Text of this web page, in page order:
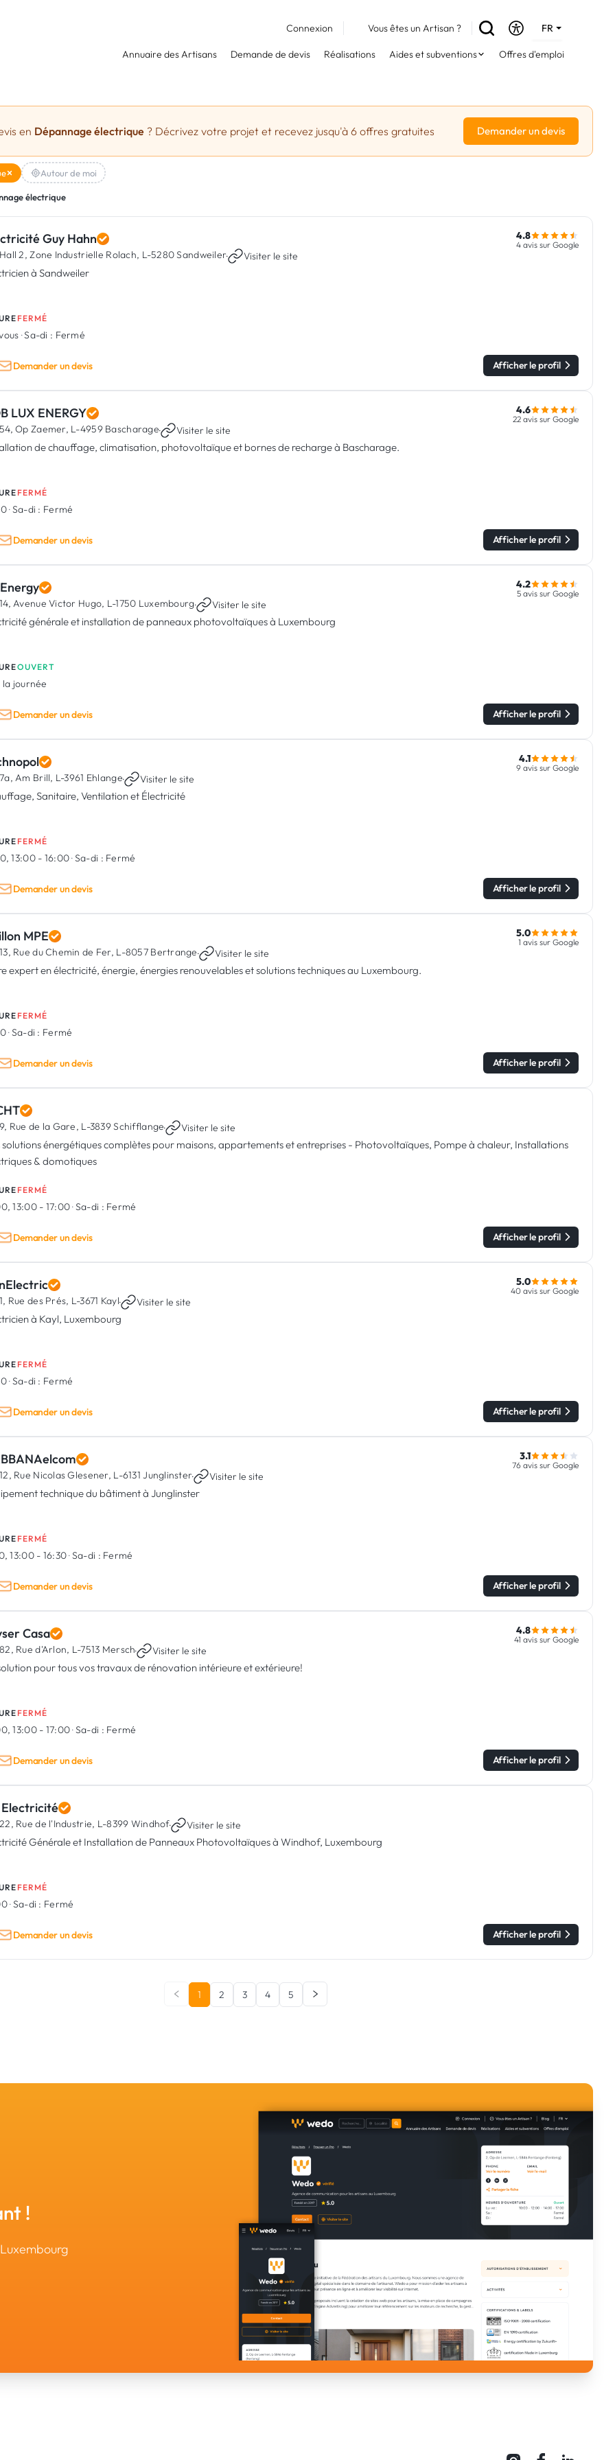
Connexion Vous êtes un Artisan ?
FR
Annuaire des Artisans Demande de devis Réalisations Aides et subventions Offres d'emploi
en Dépannage électrique ? Décrivez votre projet et recevez jusqu'à 6 offres gratuites Demander un devis
Autour de moi
électrique
Guy Hahn
Hall 2, Zone Industrielle Rolach, L-5280 Sandweiler· Visiter le site
à Sandweiler
4.8
4 avis sur Google
FERMÉ
·Sa-di : Fermé
Demander un devis Afficher le profil
LUX ENERGY
54, Op Zaemer, L-4959 Bascharage· Visiter le site
de chauffage, climatisation, photovoltaïque et bornes de recharge à Bascharage.
4.6
22 avis sur Google
FERMÉ
·Sa-di : Fermé
Demander un devis Afficher le profil
14, Avenue Victor Hugo, L-1750 Luxembourg· Visiter le site
générale et installation de panneaux photovoltaïques à Luxembourg
4.2
5 avis sur Google
OUVERT
journée
Demander un devis Afficher le profil
7a, Am Brill, L-3961 Ehlange· Visiter le site
Sanitaire, Ventilation et Électricité
4.1
9 avis sur Google
FERMÉ
13:00 - 16:00·Sa-di : Fermé
Demander un devis Afficher le profil
MPE
13, Rue du Chemin de Fer, L-8057 Bertrange· Visiter le site
expert en électricité, énergie, énergies renouvelables et solutions techniques au Luxembourg.
5.0
1 avis sur Google
FERMÉ
·Sa-di : Fermé
Demander un devis Afficher le profil
9, Rue de la Gare, L-3839 Schifflange· Visiter le site
solutions énergétiques complètes pour maisons, appartements et entreprises - Photovoltaïques, Pompe à chaleur, Installations
& domotiques
FERMÉ
13:00 - 17:00·Sa-di : Fermé
Demander un devis Afficher le profil
1, Rue des Prés, L-3671 Kayl· Visiter le site
à Kayl, Luxembourg
5.0
40 avis sur Google
FERMÉ
·Sa-di : Fermé
Demander un devis Afficher le profil
12, Rue Nicolas Glesener, L-6131 Junglinster· Visiter le site
technique du bâtiment à Junglinster
3.1
76 avis sur Google
FERMÉ
13:00 - 16:30·Sa-di : Fermé
Demander un devis Afficher le profil
Casa
82, Rue d'Arlon, L-7513 Mersch· Visiter le site
pour tous vos travaux de rénovation intérieure et extérieure!
4.8
41 avis sur Google
FERMÉ
13:00 - 17:00·Sa-di : Fermé
Demander un devis Afficher le profil
Electricité
22, Rue de l'Industrie, L-8399 Windhof· Visiter le site
Générale et Installation de Panneaux Photovoltaïques à Windhof, Luxembourg
FERMÉ
·Sa-di : Fermé
Demander un devis Afficher le profil
1 2 3 4 5
!